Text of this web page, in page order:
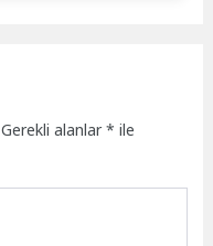
Gerekli alanlar* ile